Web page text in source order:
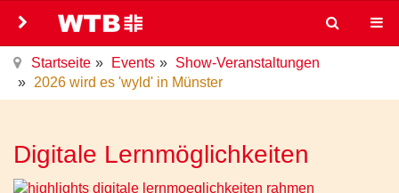
Startseite Events
Show-Veranstaltungen
2026 wird es 'wyld' in Münster
Digitale Lernmöglichkeiten